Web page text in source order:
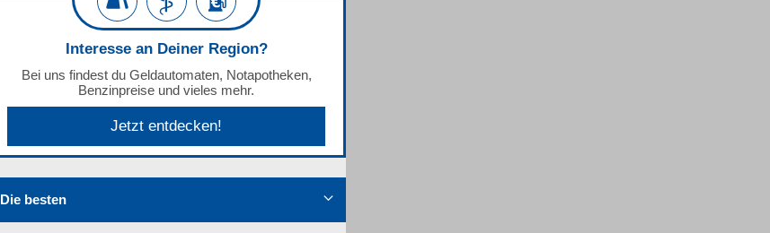
Interesse an Deiner Region?
Bei uns findest du Geldautomaten, Notapotheken,
Benzinpreise und vieles mehr.
Jetzt entdecken!
Die besten